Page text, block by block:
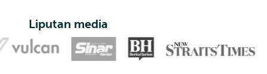
Liputan media